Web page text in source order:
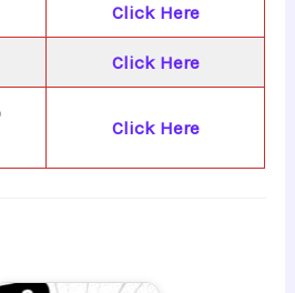
Click Here
Click Here
Click Here